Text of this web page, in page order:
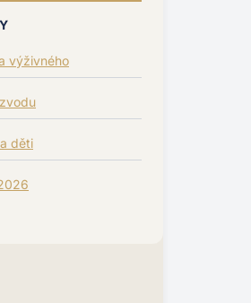
výživného
děti